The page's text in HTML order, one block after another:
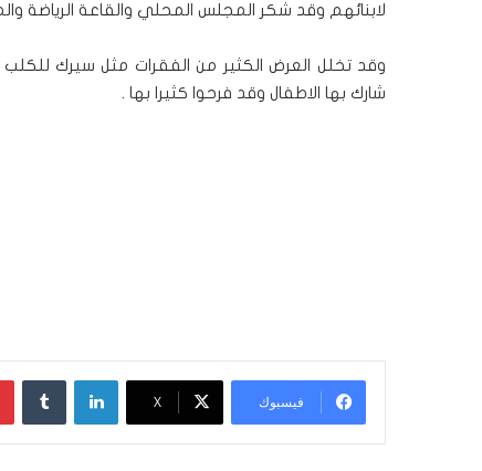
لابنائهم وقد شكر المجلس المحلي والقاعة الرياضة
وقد تخلل العرض الكثير من الفقرات مثل سيرك للكلب
شارك بها الاطفال وقد فرحوا كثيرا بها .
فيسبوك ‫X
لينكدإن